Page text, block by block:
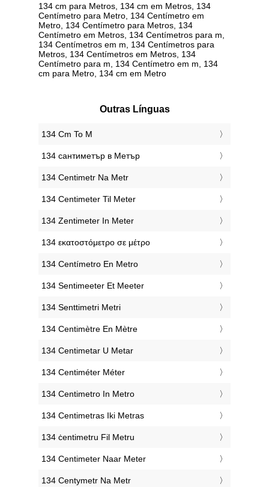
134 cm para Metros, 134 cm em Metros, 134
Centímetro para Metro, 134 Centímetro em
Metro, 134 Centímetro para Metros, 134
Centímetro em Metros, 134 Centímetros para m,
134 Centímetros em m, 134 Centímetros para
Metros, 134 Centímetros em Metros, 134
Centímetro para m, 134 Centímetro em m, 134
cm para Metro, 134 cm em Metro
Outras Línguas
‎134 Cm To M
‎134 сантиметър в Метър
‎134 Centimetr Na Metr
‎134 Centimeter Til Meter
‎134 Zentimeter In Meter
‎134 εκατοστόμετρο σε μέτρο
‎134 Centímetro En Metro
‎134 Sentimeeter Et Meeter
‎134 Senttimetri Metri
‎134 Centimètre En Mètre
‎134 Centimetar U Metar
‎134 Centiméter Méter
‎134 Centimetro In Metro
‎134 Centimetras Iki Metras
‎134 ċentimetru Fil Metru
‎134 Centimeter Naar Meter
‎134 Centymetr Na Metr